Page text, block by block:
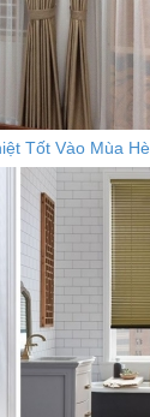
Tốt Vào Mùa Hè